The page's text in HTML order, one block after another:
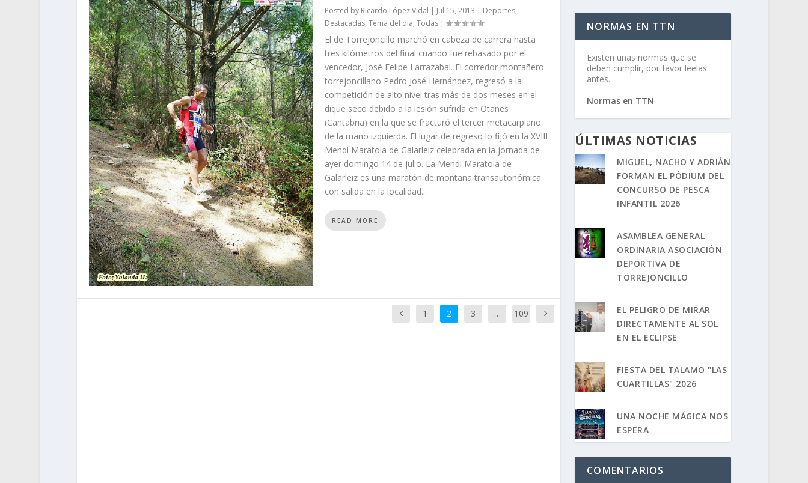
Posted by Ricardo López Vidal | Jul 15, 2013 | Deportes,
Destacadas, Tema del día, Todas|
El de Torrejoncillo marchó en cabeza de carrera hasta
tres kilómetros del final cuando fue rebasado por el
vencedor, José Felipe Larrazabal. El corredor montañero
torrejoncillano Pedro José Hernández, regresó a la
competición de alto nivel tras más de dos meses en el
dique seco debido a la lesión sufrida en Otañes
(Cantabria) en la que se fracturó el tercer metacarpiano
de la mano izquierda. El lugar de regreso lo fijó en la XVIII
Mendi Maratoia de Galarleiz celebrada en la jornada de
ayer domingo 14 de julio. La Mendi Maratoia de
Galarleiz es una maratón de montaña transautonómica
con salida en la localidad...
READ MORE
1 2 3 … 109
NORMAS EN TTN
Existen unas normas que se
deben cumplir, por favor leelas
antes.
Normas en TTN
ÚLTIMAS NOTICIAS
MIGUEL, NACHO Y ADRIÁN
FORMAN EL PÓDIUM DEL
CONCURSO DE PESCA
INFANTIL 2026
ASAMBLEA GENERAL
ORDINARIA ASOCIACIÓN
DEPORTIVA DE
TORREJONCILLO
EL PELIGRO DE MIRAR
DIRECTAMENTE AL SOL
EN EL ECLIPSE
FIESTA DEL TALAMO "LAS
CUARTILLAS" 2026
UNA NOCHE MÁGICA NOS
ESPERA
COMENTARIOS